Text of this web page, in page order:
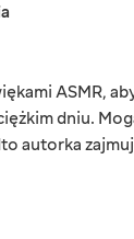
ASMR,
dniu.
autorka